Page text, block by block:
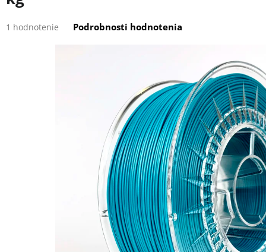
hodnotenie
1 hodnotenie Podrobnosti hodnotenia